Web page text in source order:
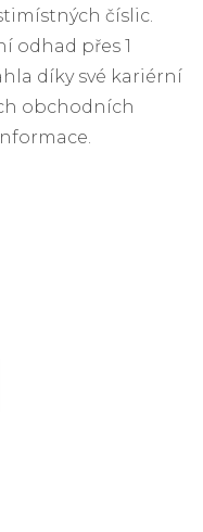
číslic.
odhad přes 1
díky své kariérní
obchodních